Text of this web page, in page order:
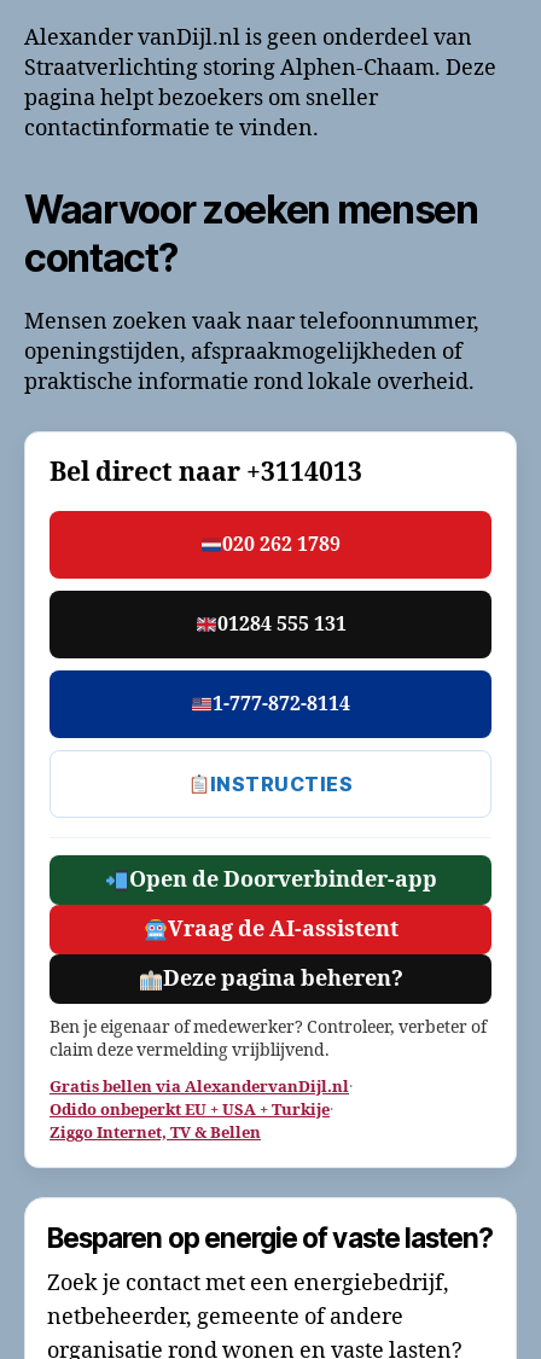
Alexander vanDijl.nl is geen onderdeel van
Straatverlichting storing Alphen-Chaam. Deze
pagina helpt bezoekers om sneller
contactinformatie te vinden.
Waarvoor zoeken mensen
contact?
Mensen zoeken vaak naar telefoonnummer,
openingstijden, afspraakmogelijkheden of
praktische informatie rond lokale overheid.
Bel direct naar +3114013
020 262 1789
01284 555 131
1-777-872-8114
INSTRUCTIES
Open de Doorverbinder-app
Vraag de AI-assistent
Deze pagina beheren?
Ben je eigenaar of medewerker? Controleer, verbeter of
claim deze vermelding vrijblijvend.
Gratis bellen via AlexandervanDijl.nl·
Odido onbeperkt EU + USA + Turkije·
Ziggo Internet, TV & Bellen
Besparen op energie of vaste lasten?
Zoek je contact met een energiebedrijf,
netbeheerder, gemeente of andere
organisatie rond wonen en vaste lasten?